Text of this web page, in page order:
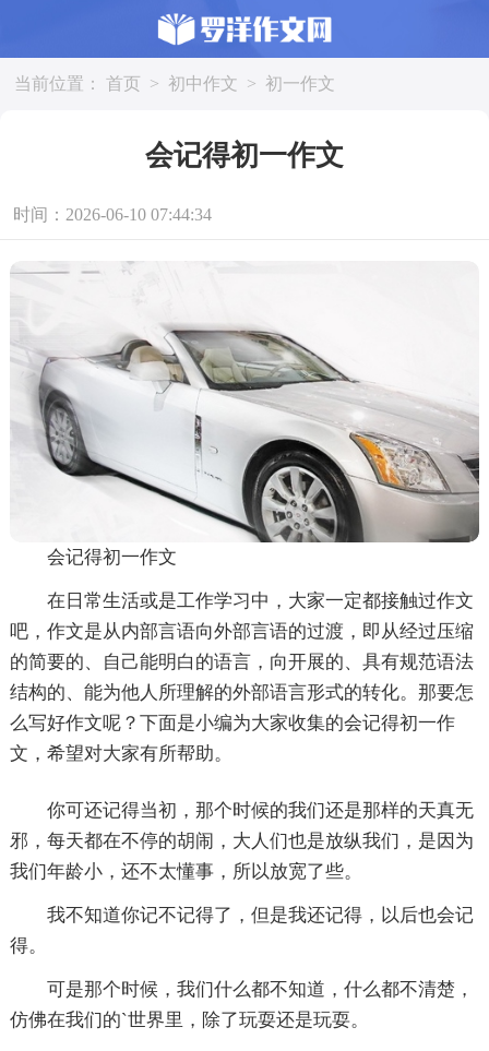
当前位置： 首页 > 初中作文 > 初一作文
会记得初一作文
时间：2026-06-10 07:44:34
会记得初一作文
在日常生活或是工作学习中，大家一定都接触过作文
吧，作文是从内部言语向外部言语的过渡，即从经过压缩
的简要的、自己能明白的语言，向开展的、具有规范语法
结构的、能为他人所理解的外部语言形式的转化。那要怎
么写好作文呢？下面是小编为大家收集的会记得初一作
文，希望对大家有所帮助。
你可还记得当初，那个时候的我们还是那样的天真无
邪，每天都在不停的胡闹，大人们也是放纵我们，是因为
我们年龄小，还不太懂事，所以放宽了些。
我不知道你记不记得了，但是我还记得，以后也会记
得。
可是那个时候，我们什么都不知道，什么都不清楚，
仿佛在我们的`世界里，除了玩耍还是玩耍。